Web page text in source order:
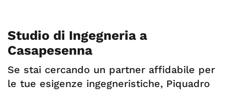
Studio di Ingegneria a
Casapesenna
Se stai cercando un partner affidabile per
le tue esigenze ingegneristiche, Piquadro